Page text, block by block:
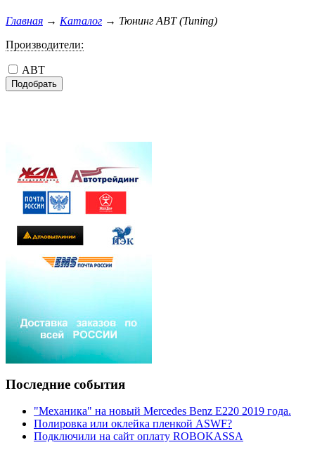
Главная → Каталог → Тюнинг ABT (Tuning)
Производители:
ABT
Подобрать
Последние события
"Механика" на новый Mercedes Benz E220 2019 года.
Полировка или оклейка пленкой ASWF?
Подключили на сайт оплату ROBOKASSA